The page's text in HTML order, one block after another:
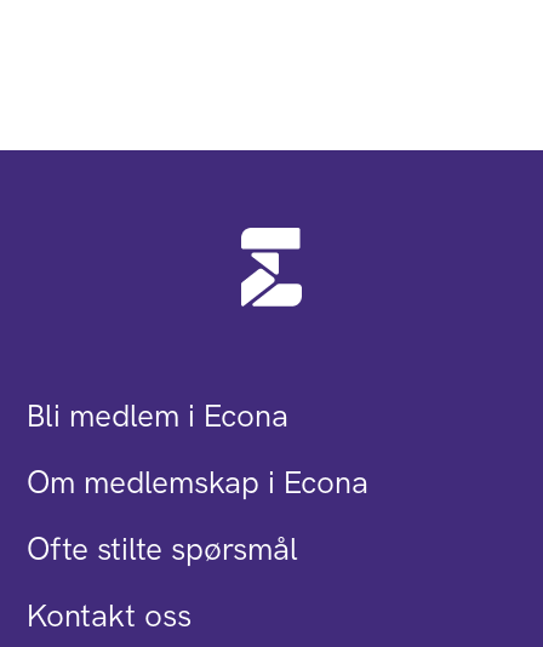
Bli medlem i Econa
Om medlemskap i Econa
Ofte stilte spørsmål
Kontakt oss